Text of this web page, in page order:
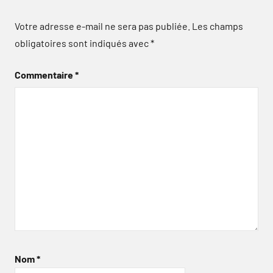
Votre adresse e-mail ne sera pas publiée. Les champs
obligatoires sont indiqués avec*
Commentaire*
Nom*